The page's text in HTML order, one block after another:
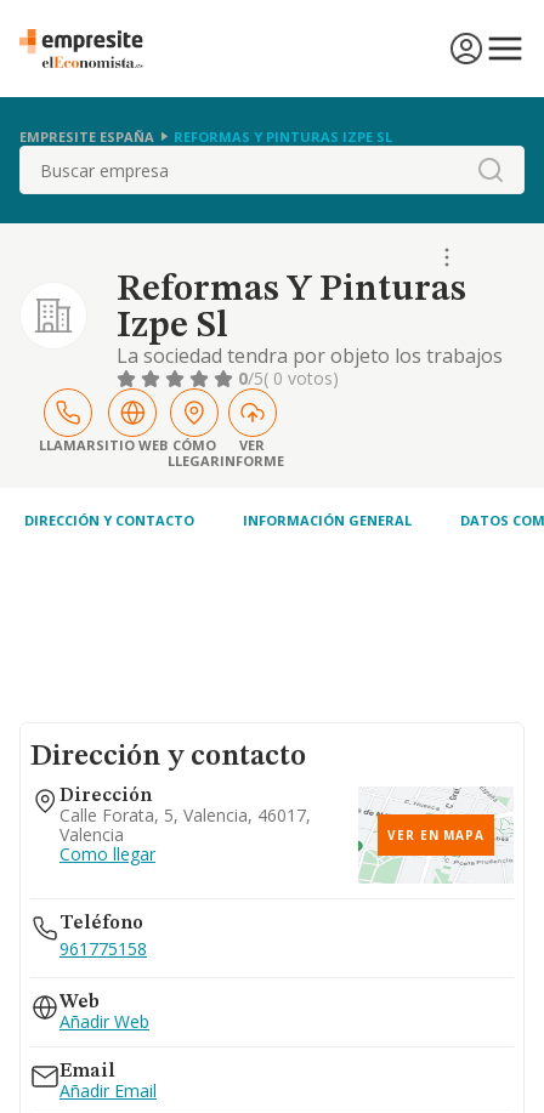
EMPRESITE ESPAÑA REFORMAS Y PINTURAS IZPE SL
Buscar
Reformas Y Pinturas
Izpe Sl
La sociedad tendra por objeto los trabajos
de acabados de obras, carpinteria, pintura y
revestimientos. albanileria y pequenos
trabajos de construccion. construccion
completa, reparacion y conservacion de
edificaciones y
0/5( 0 votos)
LLAMARSITIO WEB CÓMO
LLEGAR
VER
INFORME
DIRECCIÓN Y CONTACTO INFORMACIÓN GENERAL DATOS
Dirección y contacto
Dirección
Calle Forata, 5, Valencia, 46017,
Valencia
Como llegar
VER EN MAPA
Teléfono
961775158
Web
Añadir Web
Email
Añadir Email